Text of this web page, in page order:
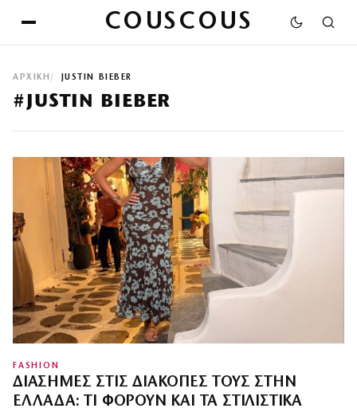
COUSCOUS
ΑΡΧΙΚΉ JUSTIN BIEBER
#JUSTIN BIEBER
FASHION
ΔΙΆΣΗΜΕΣ ΣΤΙΣ ΔΙΑΚΟΠΈΣ ΤΟΥΣ ΣΤΗΝ
ΕΛΛΆΔΑ: ΤΙ ΦΟΡΟΎΝ ΚΑΙ ΤΑ ΣΤΙΛΙΣΤΙΚΆ